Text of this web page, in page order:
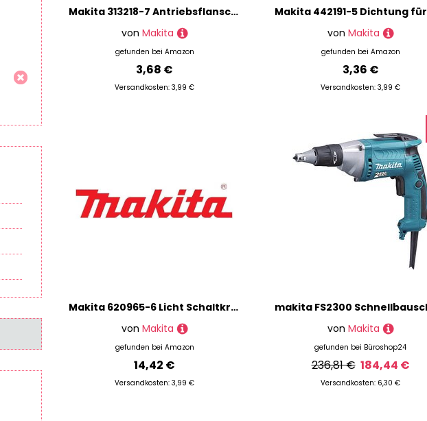
Makita 313218-7 Antriebsflansch für Modell MT870 Bohr und Abbruchhammer
von Makita
gefunden bei Amazon
3,68 €
Versandkosten: 3,99 €
von Makita
gefunden bei Amazon
3,36 €
Versandkosten: 3,99 €
Makita 620965-6 Licht Schaltkreis für Modell JR3061T Säbelsäge
von Makita
gefunden bei Amazon
14,42 €
Versandkosten: 3,99 €
von Makita
gefunden bei Büroshop24
236,81 € 184,44 €
Versandkosten: 6,30 €